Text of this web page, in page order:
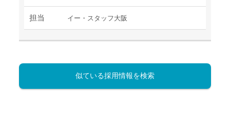
担当 イー・スタッフ大阪
似ている採用情報を検索